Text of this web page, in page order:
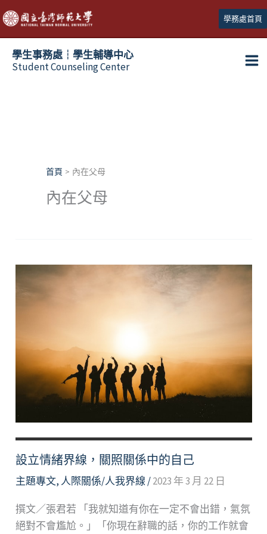
跳
至
主
學務處首頁
學生事務處┆學生輔導中心
Student Counseling Center
首頁 內在父母
內在父母
設立情緒界線，關照關係中的自己
主題專文, 人際關係/人我界線/2023 年 3 月 22 日
撰文／張君若 「我就知道有你在一定不會出錯，氣氛
絕對不會尷尬。」「你現在辭職的話，你的工作就會